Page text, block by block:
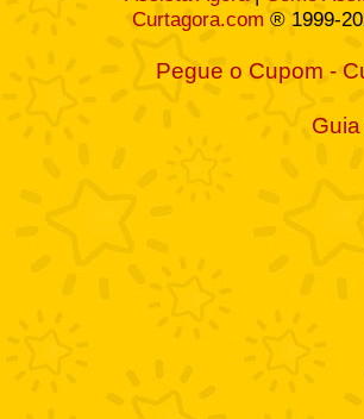
Curtagora.com ® 1999-
Pegue o Cupom -